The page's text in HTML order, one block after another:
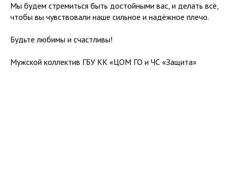
Мы будем стремиться быть достойными вас, и делать всё,
чтобы вы чувствовали наше сильное и надёжное плечо.
Будьте любимы и счастливы!
Мужской коллектив ГБУ КК «ЦОМ ГО и ЧС «Защита»